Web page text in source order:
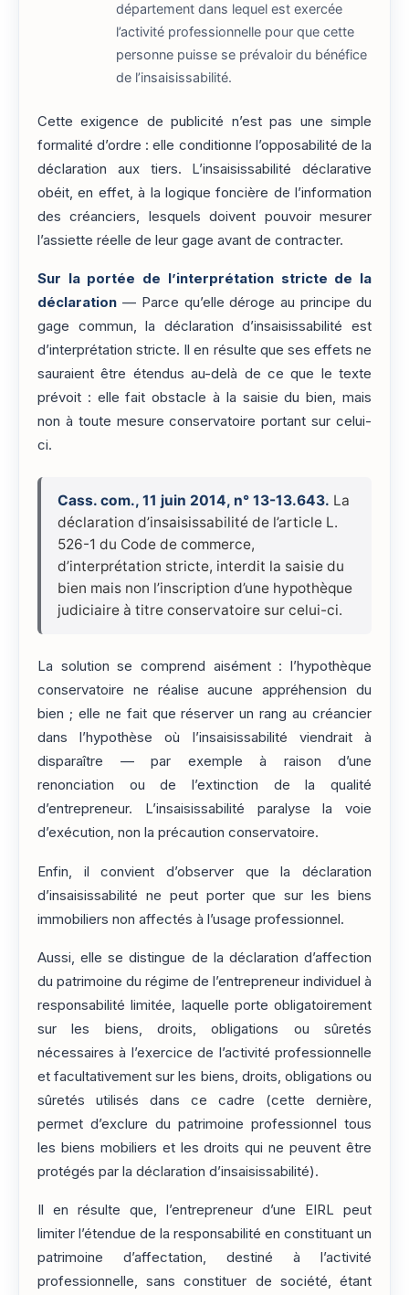
département dans lequel est exercée
l’activité professionnelle pour que cette
personne puisse se prévaloir du bénéfice
de l’insaisissabilité.
Cette exigence de publicité n’est pas une simple
formalité d’ordre : elle conditionne l’opposabilité de la
déclaration aux tiers. L’insaisissabilité déclarative
obéit, en effet, à la logique foncière de l’information
des créanciers, lesquels doivent pouvoir mesurer
l’assiette réelle de leur gage avant de contracter.
Sur la portée de l’interprétation stricte de la
déclaration — Parce qu’elle déroge au principe du
gage commun, la déclaration d’insaisissabilité est
d’interprétation stricte. Il en résulte que ses effets ne
sauraient être étendus au-delà de ce que le texte
prévoit : elle fait obstacle à la saisie du bien, mais
non à toute mesure conservatoire portant sur celui-
ci.
Cass. com., 11 juin 2014, n° 13-13.643. La
déclaration d’insaisissabilité de l’article L.
526-1 du Code de commerce,
d’interprétation stricte, interdit la saisie du
bien mais non l’inscription d’une hypothèque
judiciaire à titre conservatoire sur celui-ci.
La solution se comprend aisément : l’hypothèque
conservatoire ne réalise aucune appréhension du
bien ; elle ne fait que réserver un rang au créancier
dans l’hypothèse où l’insaisissabilité viendrait à
disparaître — par exemple à raison d’une
renonciation ou de l’extinction de la qualité
d’entrepreneur. L’insaisissabilité paralyse la voie
d’exécution, non la précaution conservatoire.
Enfin, il convient d’observer que la déclaration
d’insaisissabilité ne peut porter que sur les biens
immobiliers non affectés à l’usage professionnel.
Aussi, elle se distingue de la déclaration d’affection
du patrimoine du régime de l’entrepreneur individuel à
responsabilité limitée, laquelle porte obligatoirement
sur les biens, droits, obligations ou sûretés
nécessaires à l’exercice de l’activité professionnelle
et facultativement sur les biens, droits, obligations ou
sûretés utilisés dans ce cadre (cette dernière,
permet d’exclure du patrimoine professionnel tous
les biens mobiliers et les droits qui ne peuvent être
protégés par la déclaration d’insaisissabilité).
Il en résulte que, l’entrepreneur d’une EIRL peut
limiter l’étendue de la responsabilité en constituant un
patrimoine d’affectation, destiné à l’activité
professionnelle, sans constituer de société, étant